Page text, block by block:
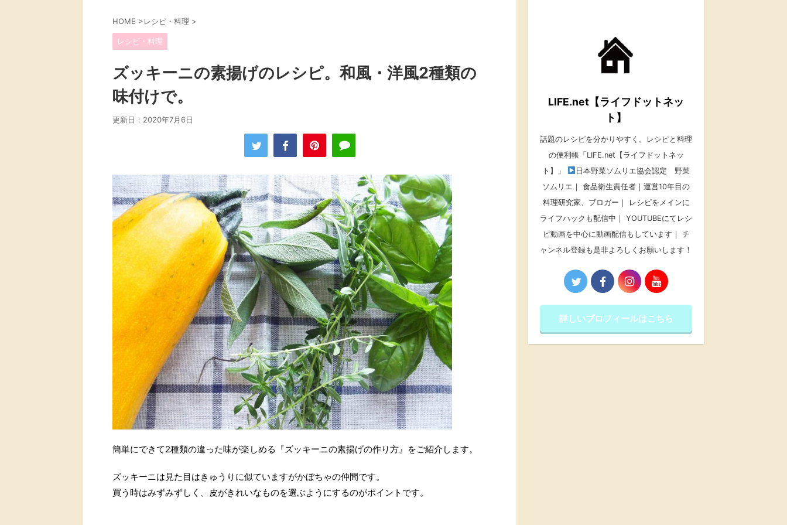
HOME >レシピ・料理 >
レシピ・料理
ズッキーニの素揚げのレシピ。和風・洋風2種類の
味付けで。
更新日： 2020年7月6日
簡単にできて2種類の違った味が楽しめる『ズッキーニの素揚げの作り方』をご紹介します。
ズッキーニは見た目はきゅうりに似ていますがかぼちゃの仲間です。
買う時はみずみずしく、皮がきれいなものを選ぶようにするのがポイントです。
LIFE.net【ライフドットネッ
ト】
話題のレシピを分かりやすく。レシピと料理
の便利帳「LIFE.net【ライフドットネッ
ト】」
日本野菜ソムリエ協会認定 野菜
ソムリエ｜ 食品衛生責任者｜運営10年目の
料理研究家、ブロガー｜ レシピをメインに
ライフハックも配信中｜ YOUTUBEにてレシ
ピ動画を中心に動画配信もしています｜ チ
ャンネル登録も是非よろしくお願いします！
詳しいプロフィールはこちら